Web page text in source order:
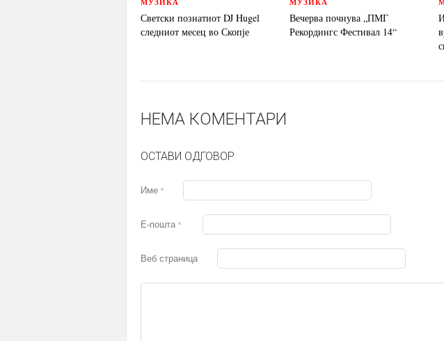
Светски познатиот DJ Hugel
следниот месец во Скопје
Вечерва почнува „ПМГ
Рекордингс Фестивал 14“
НЕМА КОМЕНТАРИ
ОСТАВИ ОДГОВОР
Име *
Е-пошта *
Веб страница